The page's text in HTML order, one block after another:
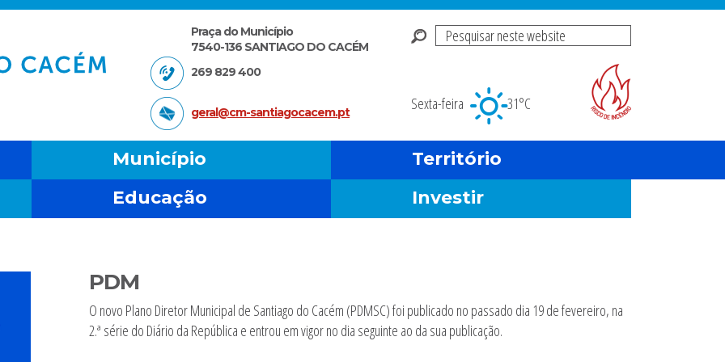
Pesquisar
Sexta-feira
31°C
Praça do Município
7540-136 SANTIAGO DO CACÉM
269 829 400
geral@cm-santiagocacem.pt
Município
Território
Educação Investir
PDM
O novo Plano Diretor Municipal de Santiago do Cacém (PDMSC) foi publicado no passado dia 19 de fevereiro, na
2.ª série do Diário da República e entrou em vigor no dia seguinte ao da sua publicação.